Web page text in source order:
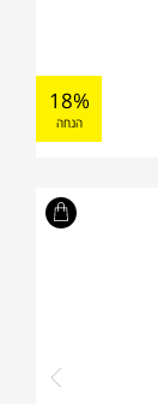
18%
הנחה